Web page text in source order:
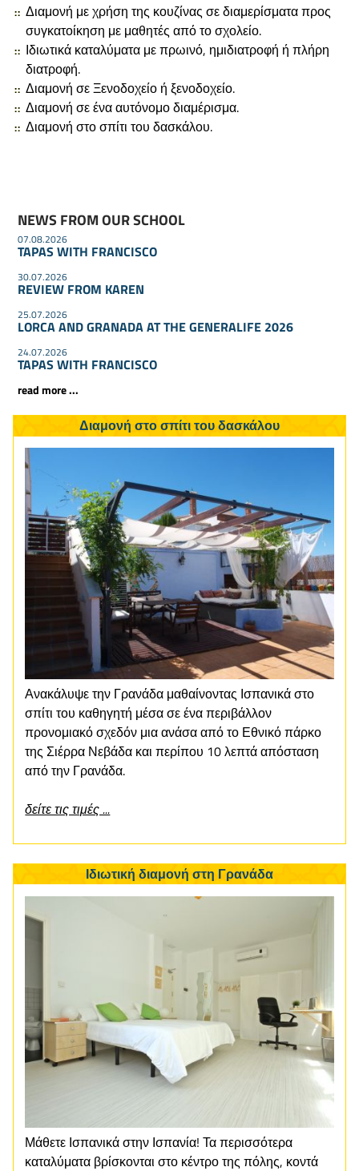
Διαμονή με χρήση της κουζίνας σε διαμερίσματα προς
συγκατοίκηση με μαθητές από το σχολείο.
Ιδιωτικά καταλύματα με πρωινό, ημιδιατροφή ή πλήρη
διατροφή.
Διαμονή σε Ξενοδοχείο ή ξενοδοχείο.
Διαμονή σε ένα αυτόνομο διαμέρισμα.
Διαμονή στο σπίτι του δασκάλου.
NEWS FROM OUR SCHOOL
07.08.2026
TAPAS WITH FRANCISCO
30.07.2026
REVIEW FROM KAREN
25.07.2026
LORCA AND GRANADA AT THE GENERALIFE 2026
24.07.2026
TAPAS WITH FRANCISCO
read more ...
Διαμονή στο σπίτι του δασκάλου
Ανακάλυψε την Γρανάδα μαθαίνοντας Ισπανικά στο
σπίτι του καθηγητή μέσα σε ένα περιβάλλον
προνομιακό σχεδόν μια ανάσα από το Εθνικό πάρκο
της Σιέρρα Νεβάδα και περίπου 10 λεπτά απόσταση
από την Γρανάδα.
δείτε τις τιμές ...
Ιδιωτική διαμονή στη Γρανάδα
Μάθετε Ισπανικά στην Ισπανία! Τα περισσότερα
καταλύματα βρίσκονται στο κέντρο της πόλης, κοντά